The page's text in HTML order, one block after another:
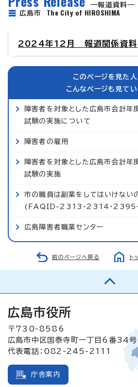
報道資料
広島市 The City of HIROSHIMA
2024年12月 報道関係資料
このページを見た
こんなページも見てい
障害者を対象とした広島市会計年
試験の実施について
障害者の雇用
障害者を対象とした広島市会計年
試験の実施
市の職員は副業をしてはいけない
(FAQID-2313・2314・2395
広島障害者職業センター
前のページへ戻る ト
広島市役所
〒730-8586
広島市中区国泰寺町一丁目6番34号
代表電話：082-245-2111
庁舎案内